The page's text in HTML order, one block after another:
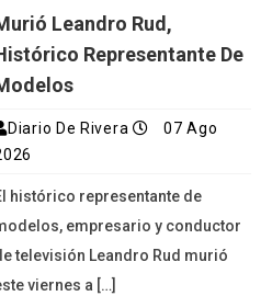
Leandro Rud,
Representante De
Diario De Rivera
07 Ago
histórico representante de
empresario y conductor
televisión Leandro Rud murió
viernes a […]